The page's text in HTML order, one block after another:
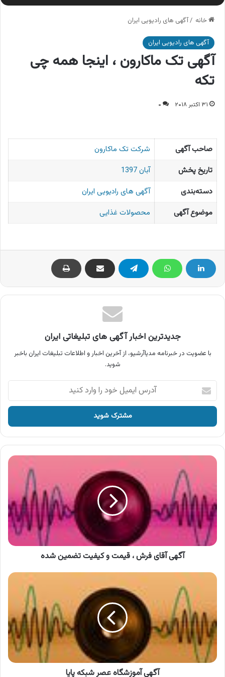
خانه /آگهی های رادیویی ایران
آگهی های رادیویی ایران
آگهی تک ماکارون ، اینجا همه چی
تکه
۳۱ اکتبر ۲۰۱۸ ۰
صاحب آگهی
شرکت تک ماکارون
تاریخ پخش
آبان 1397
دسته‌بندی
آگهی های رادیویی ایران
موضوع آگهی
محصولات غذایی
جدیدترین اخبار آگهی های تبلیغاتی ایران
با عضویت در خبرنامه مدیاآرشیو، از آخرین اخبار و اطلاعات تبلیغات ایران باخبر
شوید.
آدرس
ایمیل
خود
وارد
کنید
آگهی
قیمت
و
کیفیت
تضمین
شده
آگهی آقای فرش ، قیمت و کیفیت تضمین شده
آگهی
شبکه
پایا
آگهی آموزشگاه عصر شبکه پایا